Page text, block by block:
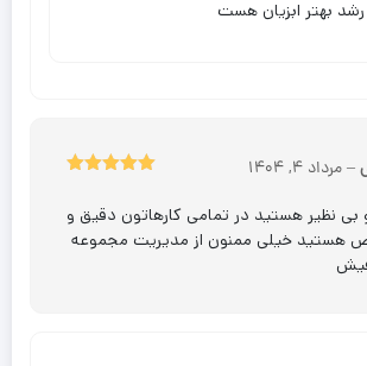
رشد بهتر ابزیان هست
– مرداد 4, 1404
بی نظیر هستید در تمامی کارهاتون دقیق و
هستید خیلی ممنون از مدیریت مجموعه